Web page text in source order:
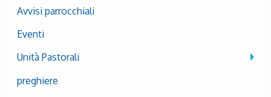
Avvisi parrocchiali
Eventi
Unità Pastorali
preghiere